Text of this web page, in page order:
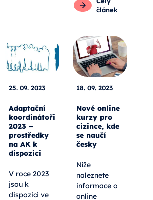
článek
25. 09. 2023
Adaptační
koordinátoři
2023 –
prostředky
na AK k
dispozici
V roce 2023
jsou k
dispozici ve
18. 09. 2023
Nové online
kurzy pro
cizince, kde
se naučí
česky
Níže
naleznete
informace o
online